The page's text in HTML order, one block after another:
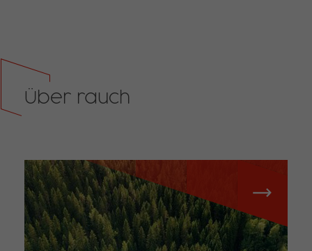
Über rauch